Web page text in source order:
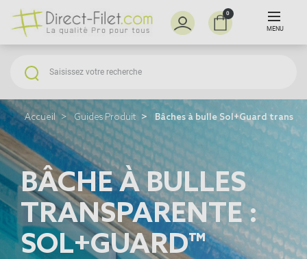
0
MENU
Accueil Guides Produit Bâches à bulle Sol+Guard
BÂCHE À BULLES
TRANSPARENTE :
SOL+GUARD™